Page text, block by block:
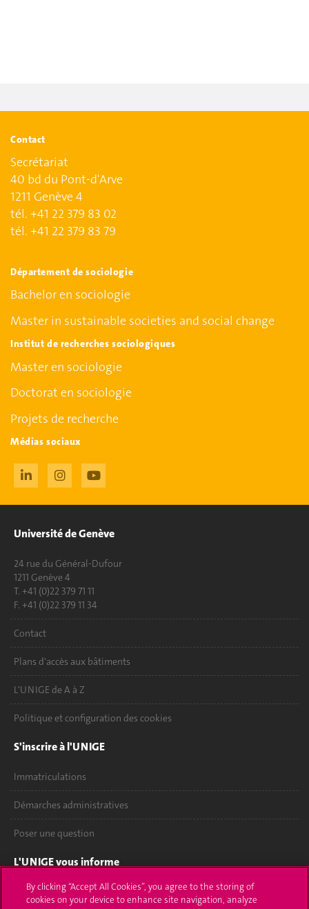
Contact
Secrétariat
40 bd du Pont-d'Arve
1211 Genève 4
tél. +41 22 379 83 02
tél. +41 22 379 83 79
Département de sociologie
Bachelor en sociologie
Master in sustainable societies and social change
Institut de recherches sociologiques
Master en sociologie
Doctorat en sociologie
Projets de recherche
Médias sociaux
Université de Genève
24 rue du Général-Dufour
1211 Genève 4
T. +41 (0)22 379 71 11
F. +41 (0)22 379 11 34
Contact
Plans d'accès aux bâtiments
L'UNIGE de A à Z
Politique et configuration des cookies
S'inscrire à l'UNIGE
Immatriculations
Démarches administratives
Poser une question
L'UNIGE vous informe
UNIGE Mobile
By clicking “Accept All Cookies”, you agree to the storing of
cookies on your device to enhance site navigation, analyze